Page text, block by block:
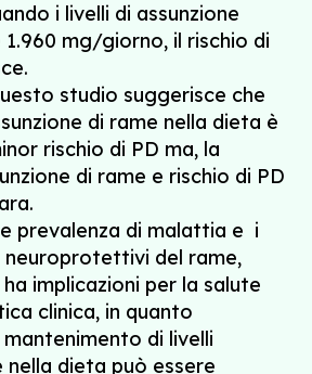
i livelli di assunzione
mg/giorno, il rischio di
studio suggerisce che
di rame nella dieta è
rischio di PD ma, la
di rame e rischio di PD
prevalenza di malattia e i
del rame,
implicazioni per la salute
clinica, in quanto
di livelli
dieta può essere